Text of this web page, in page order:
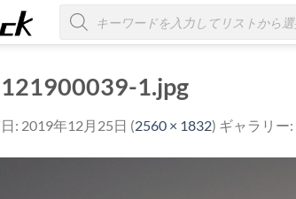
索
1.jpg
: 2019年12月25日 (2560 × 1832) ギャラリー: